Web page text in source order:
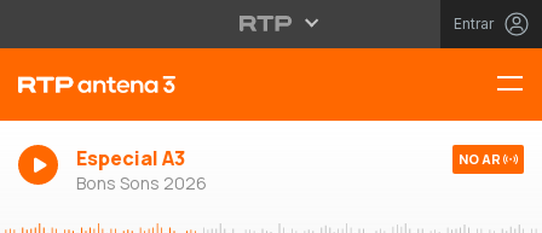
Entrar
Especial A3
Bons Sons 2026
NO AR